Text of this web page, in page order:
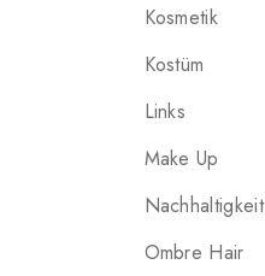
Kosmetik
Kostüm
Links
Make Up
Nachhaltigkeit
Ombre Hair